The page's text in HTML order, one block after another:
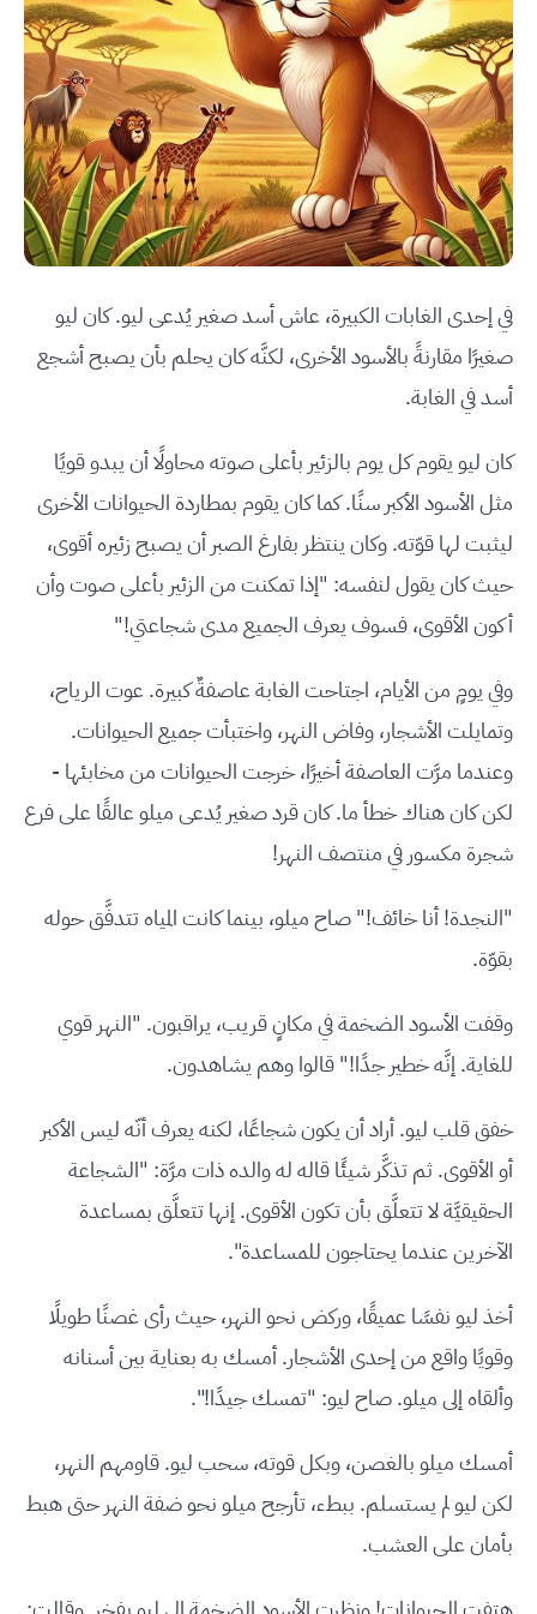
في إحدى الغابات الكبيرة، عاش أسد صغير يُدعى ليو. كان ليو
صغيرًا مقارنةً بالأسود الأخرى، لكنَّه كان يحلم بأن يصبح أشجع
أسد في الغابة.
كان ليو يقوم كل يوم بالزئير بأعلى صوته محاولًا أن يبدو قويًا
مثل الأسود الأكبر سنًا. كما كان يقوم بمطاردة الحيوانات الأخرى
ليثبت لها قوّته. وكان ينتظر بفارغ الصبر أن يصبح زئيره أقوى،
حيث كان يقول لنفسه: "إذا تمكنت من الزئير بأعلى صوت وأن
أكون الأقوى، فسوف يعرف الجميع مدى شجاعتي!"
وفي يومٍ من الأيام، اجتاحت الغابة عاصفةٌ كبيرة. عوت الرياح،
وتمايلت الأشجار، وفاض النهر، واختبأت جميع الحيوانات.
وعندما مرَّت العاصفة أخيرًا، خرجت الحيوانات من مخابئها -
لكن كان هناك خطأ ما. كان قرد صغير يُدعى ميلو عالقًا على فرع
شجرة مكسور في منتصف النهر!
"النجدة! أنا خائف!" صاح ميلو، بينما كانت المياه تتدفَّق حوله
بقوّة.
وقفت الأسود الضخمة في مكانٍ قريب، يراقبون. "النهر قوي
للغاية. إنَّه خطير جدًا!" قالوا وهم يشاهدون.
خفق قلب ليو. أراد أن يكون شجاعًا، لكنه يعرف أنّه ليس الأكبر
أو الأقوى. ثم تذكَّر شيئًا قاله له والده ذات مرَّة: "الشجاعة
الحقيقيَّة لا تتعلَّق بأن تكون الأقوى. إنها تتعلَّق بمساعدة
الآخرين عندما يحتاجون للمساعدة".
أخذ ليو نفسًا عميقًا، وركض نحو النهر، حيث رأى غصنًا طويلًا
وقويًا واقع من إحدى الأشجار. أمسك به بعناية بين أسنانه
وألقاه إلى ميلو. صاح ليو: "تمسك جيدًا!".
أمسك ميلو بالغصن، وبكل قوته، سحب ليو. قاومهم النهر،
لكن ليو لم يستسلم. ببطء، تأرجح ميلو نحو ضفة النهر حتى هبط
بأمان على العشب.